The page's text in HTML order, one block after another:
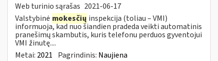
Web turinio sąrašas 2021-06-17
Valstybinė mokesčių inspekcija (toliau – VMI)
informuoja, kad nuo šiandien pradeda veikti automatinis
pranešimų skambutis, kuris telefonu perduos gyventojui
VMI žinutę....
Metai: 2021 Pagrindinis: Naujiena